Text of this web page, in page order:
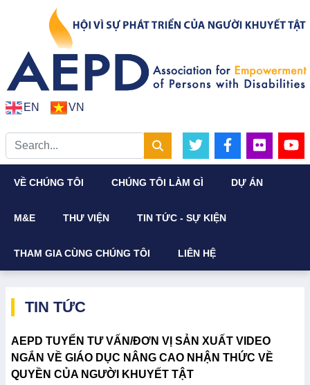
EN VN
VỀ CHÚNG TÔI CHÚNG TÔI LÀM GÌ DỰ ÁN
M&E THƯ VIỆN TIN TỨC - SỰ KIỆN
THAM GIA CÙNG CHÚNG TÔI LIÊN HỆ
TIN TỨC
AEPD TUYỂN TƯ VẤN/ĐƠN VỊ SẢN XUẤT VIDEO
NGẮN VỀ GIÁO DỤC NÂNG CAO NHẬN THỨC VỀ
QUYỀN CỦA NGƯỜI KHUYẾT TẬT